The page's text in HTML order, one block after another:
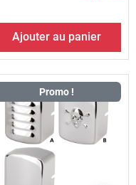
Ajouter au panier
Promo !